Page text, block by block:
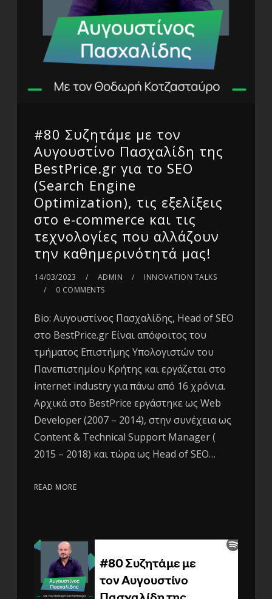
#80 Συζητάμε με τον
Αυγουστίνο Πασχαλίδη της
BestPrice.gr για το SEO
(Search Engine
Optimization), τις εξελίξεις
στο e-commerce και τις
τεχνολογίες που αλλάζουν
την καθημερινότητά μας!
14/03/2023 ADMIN
INNOVATION TALKS
0 COMMENTS
Bio: Αυγουστίνος Πασχαλίδης, Head of SEO
στο BestPrice.gr Είναι απόφοιτος του
τμήματος Επιστήμης Υπολογιστών του
Πανεπιστημίου Κρήτης και εργάζεται στο
internet industry για πάνω από 16 χρόνια.
Αρχικά στο BestPrice εργάστηκε ως Web
Developer (2007 – 2014), στην συνέχεια ως
Content & Technical Support Manager (
2015 – 2018) και τώρα ως Head of SEO…
READ MORE